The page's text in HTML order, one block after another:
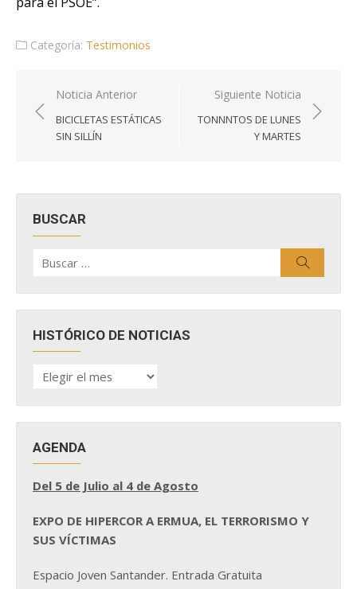
Categoría: Testimonios
Navegación
de
entradas
Noticia Anterior
BICICLETAS ESTÁTICAS
SIN SILLÍN
Siguiente Noticia
TONNNTOS DE LUNES
Y MARTES
BUSCAR
por:
HISTÓRICO DE NOTICIAS
HISTÓRICO
DE
AGENDA
Del 5 de Julio al 4 de Agosto
EXPO DE HIPERCOR A ERMUA, EL TERRORISMO Y
SUS VÍCTIMAS
Espacio Joven Santander. Entrada Gratuita